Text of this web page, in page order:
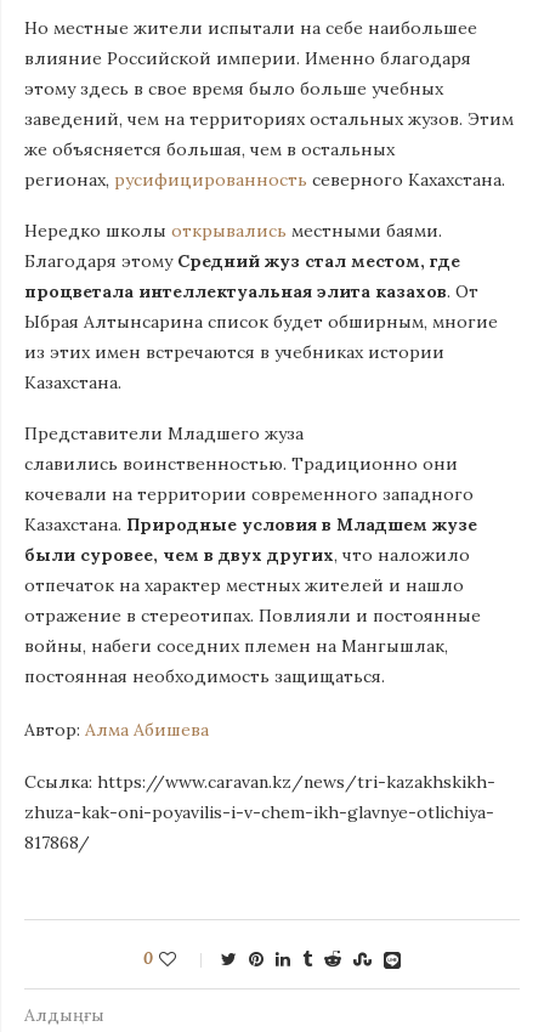
Но местные жители испытали на себе наибольшее
влияние Российской империи. Именно благодаря
этому здесь в свое время было больше учебных
заведений, чем на территориях остальных жузов. Этим
же объясняется большая, чем в остальных
регионах, русифицированность северного Кахахстана.
Нередко школы открывались местными баями.
Благодаря этому Средний жуз стал местом, где
процветала интеллектуальная элита казахов. От
Ыбрая Алтынсарина список будет обширным, многие
из этих имен встречаются в учебниках истории
Казахстана.
Представители Младшего жуза
славились воинственностью. Традиционно они
кочевали на территории современного западного
Казахстана. Природные условия в Младшем жузе
были суровее, чем в двух других, что наложило
отпечаток на характер местных жителей и нашло
отражение в стереотипах. Повлияли и постоянные
войны, набеги соседних племен на Мангышлак,
постоянная необходимость защищаться.
Автор: Алма Абишева
Ссылка: https://www.caravan.kz/news/tri-kazakhskikh-
zhuza-kak-oni-poyavilis-i-v-chem-ikh-glavnye-otlichiya-
817868/
0
Алдыңғы